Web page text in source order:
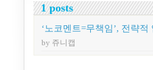
1 posts
‘노코멘트=무책임’, 전략
by 쥬니캡